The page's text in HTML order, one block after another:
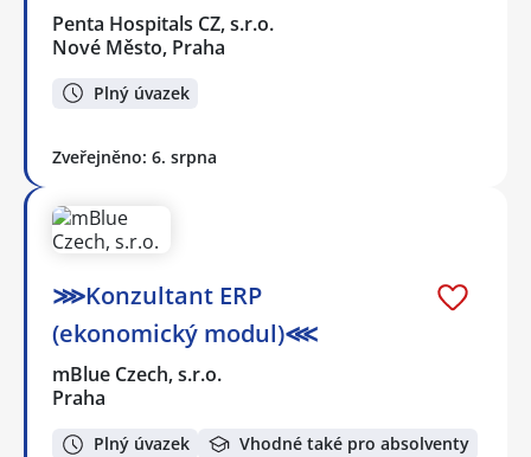
Penta Hospitals CZ, s.r.o.
Nové Město, Praha
Plný úvazek
Zveřejněno: 6. srpna
⋙Konzultant ERP
(ekonomický modul)⋘
mBlue Czech, s.r.o.
Praha
Plný úvazek Vhodné také pro absolventy